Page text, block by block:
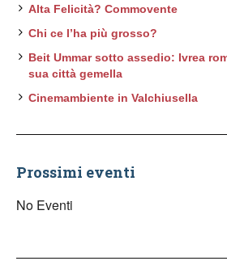
Alta Felicità? Commovente
Chi ce l’ha più grosso?
Beit Ummar sotto assedio: Ivrea
sua città gemella
Cinemambiente in Valchiusella
Prossimi eventi
No Eventi